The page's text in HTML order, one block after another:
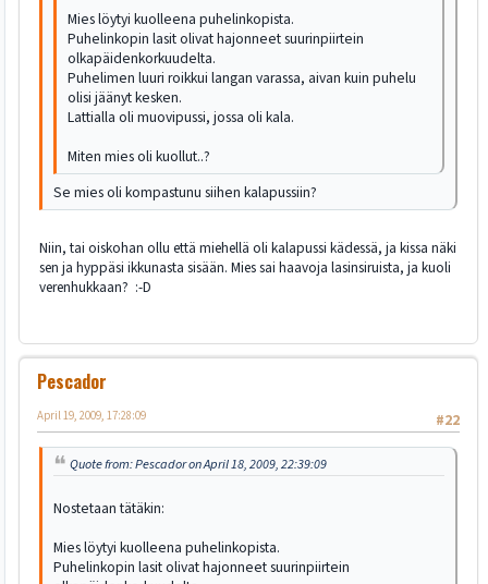
Mies löytyi kuolleena puhelinkopista.
Puhelinkopin lasit olivat hajonneet suurinpiirtein
olkapäidenkorkuudelta.
Puhelimen luuri roikkui langan varassa, aivan kuin puhelu
olisi jäänyt kesken.
Lattialla oli muovipussi, jossa oli kala.
Miten mies oli kuollut..?
Se mies oli kompastunu siihen kalapussiin?
Niin, tai oiskohan ollu että miehellä oli kalapussi kädessä, ja kissa näki
sen ja hyppäsi ikkunasta sisään. Mies sai haavoja lasinsiruista, ja kuoli
verenhukkaan? :-D
Pescador
#22
April 19, 2009, 17:28:09
Quote from: Pescador on April 18, 2009, 22:39:09
Nostetaan tätäkin:
Mies löytyi kuolleena puhelinkopista.
Puhelinkopin lasit olivat hajonneet suurinpiirtein